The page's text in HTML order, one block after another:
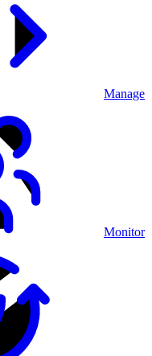
Manage
Monitor